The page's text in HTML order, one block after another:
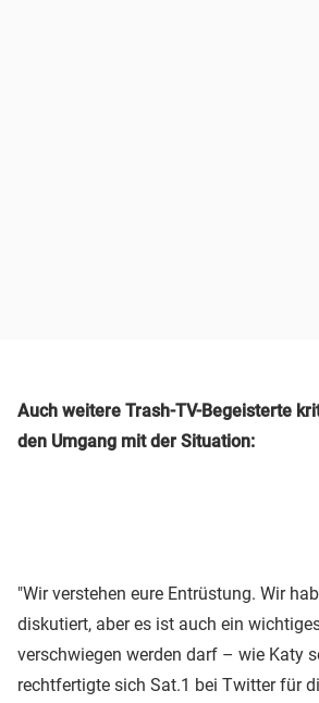
Auch weitere Trash-TV-Begeisterte
den Umgang mit der Situation:
"Wir verstehen eure Entrüstung. Wir
diskutiert, aber es ist auch ein
verschwiegen werden darf – wie Katy
rechtfertigte sich Sat.1 bei Twitter für